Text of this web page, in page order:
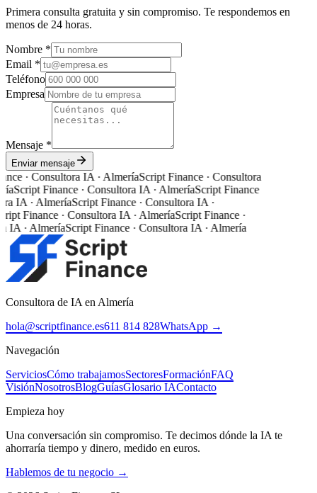
Primera consulta gratuita y sin compromiso. Te respondemos en
menos de 24 horas.
Nombre *
Email *
Teléfono
Empresa
Mensaje *
Enviar mensaje
· Consultora IA · AlmeríaScript Finance · Consultora
Script Finance · Consultora IA · AlmeríaScript Finance
IA · AlmeríaScript Finance · Consultora IA ·
Finance · Consultora IA · AlmeríaScript Finance ·
IA · AlmeríaScript Finance · Consultora IA · Almería
Consultora de IA en Almería
hola@scriptfinance.es611 814 828WhatsApp →
Navegación
ServiciosCómo trabajamosSectoresFormaciónFAQ
VisiónNosotrosBlogGuíasGlosario IAContacto
Empieza hoy
Una conversación sin compromiso. Te decimos dónde la IA te
ahorraría tiempo y dinero, medido en euros.
Hablemos de tu negocio →